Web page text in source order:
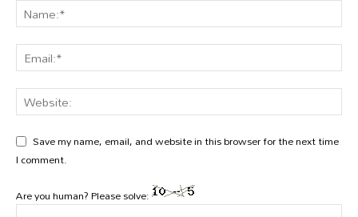
Save my name, email, and website in this browser for the next time
I comment.
Are you human? Please solve: